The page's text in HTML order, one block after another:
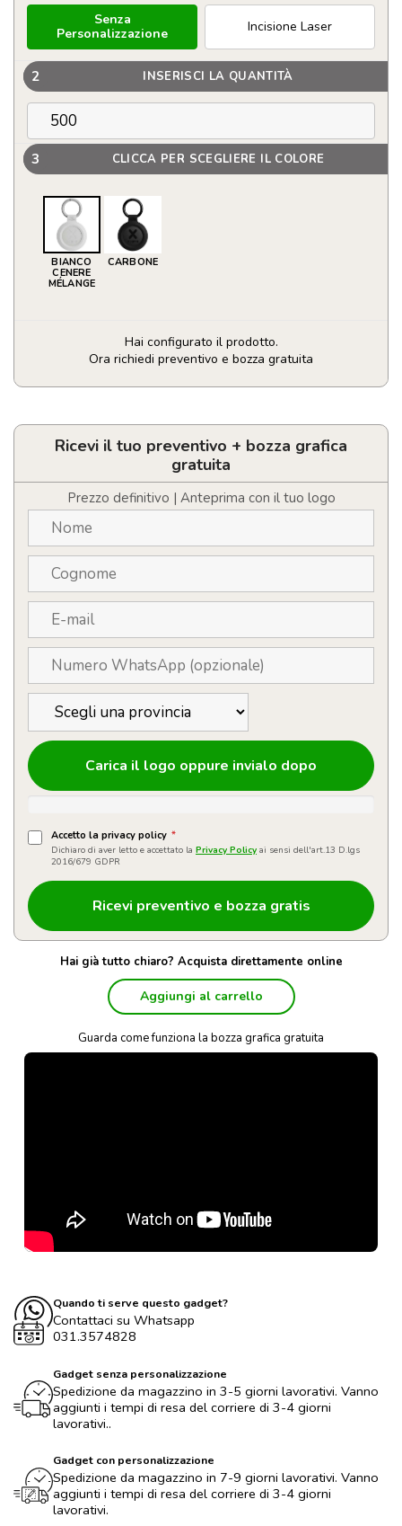
Senza
Personalizzazione
Incisione Laser
2 INSERISCI LA QUANTITÀ
3 CLICCA PER SCEGLIERE IL COLORE
BIANCO
CENERE
MÉLANGE
CARBONE
Hai configurato il prodotto.
Ora richiedi preventivo e bozza gratuita
Travel
Xtorm
personalizzabile
resistente
all'acqua
quantità
Ricevi il tuo preventivo + bozza grafica
gratuita
Prezzo definitivo | Anteprima con il tuo logo
Carica il logo oppure invialo dopo
Accetto la privacy policy *
Dichiaro di aver letto e accettato la Privacy Policy ai sensi dell'art.13 D.lgs
2016/679 GDPR
Hai già tutto chiaro? Acquista direttamente online
Aggiungi al carrello
Guarda come funziona la bozza grafica gratuita
Quando ti serve questo gadget?
Contattaci su Whatsapp
031.3574828
Gadget senza personalizzazione
Spedizione da magazzino in 3-5 giorni lavorativi. Vanno
aggiunti i tempi di resa del corriere di 3-4 giorni
lavorativi..
Gadget con personalizzazione
Spedizione da magazzino in 7-9 giorni lavorativi. Vanno
aggiunti i tempi di resa del corriere di 3-4 giorni
lavorativi.